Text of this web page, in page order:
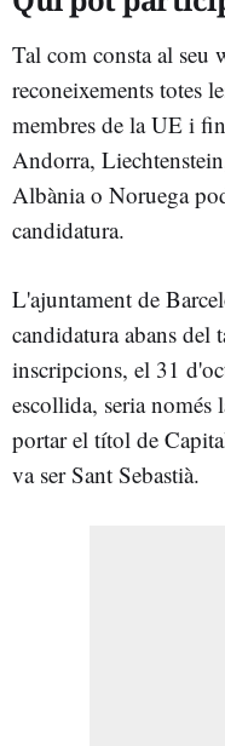
Tal com consta al seu
reconeixements totes
membres de la UE i
Andorra,
Albània o Noruega
candidatura.
L'ajuntament de
candidatura abans del
inscripcions, el 31
escollida, seria només
portar el títol de
va ser Sant Sebastià.